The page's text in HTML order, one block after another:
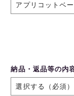
納品・返品等の内